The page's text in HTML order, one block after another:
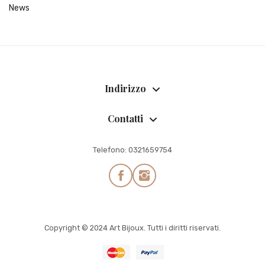
News
Indirizzo
Contatti
Telefono: 0321659754
Copyright © 2024 Art Bijoux. Tutti i diritti riservati.